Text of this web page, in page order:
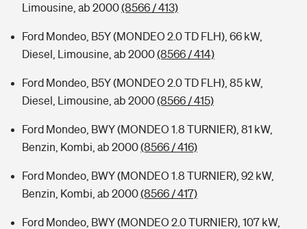
Limousine, ab 2000(8566 / 413)
Ford Mondeo, B5Y (MONDEO 2.0 TD FLH), 66 kW,
Diesel, Limousine, ab 2000(8566 / 414)
Ford Mondeo, B5Y (MONDEO 2.0 TD FLH), 85 kW,
Diesel, Limousine, ab 2000(8566 / 415)
Ford Mondeo, BWY (MONDEO 1.8 TURNIER), 81 kW,
Benzin, Kombi, ab 2000(8566 / 416)
Ford Mondeo, BWY (MONDEO 1.8 TURNIER), 92 kW,
Benzin, Kombi, ab 2000(8566 / 417)
Ford Mondeo, BWY (MONDEO 2.0 TURNIER), 107 kW,